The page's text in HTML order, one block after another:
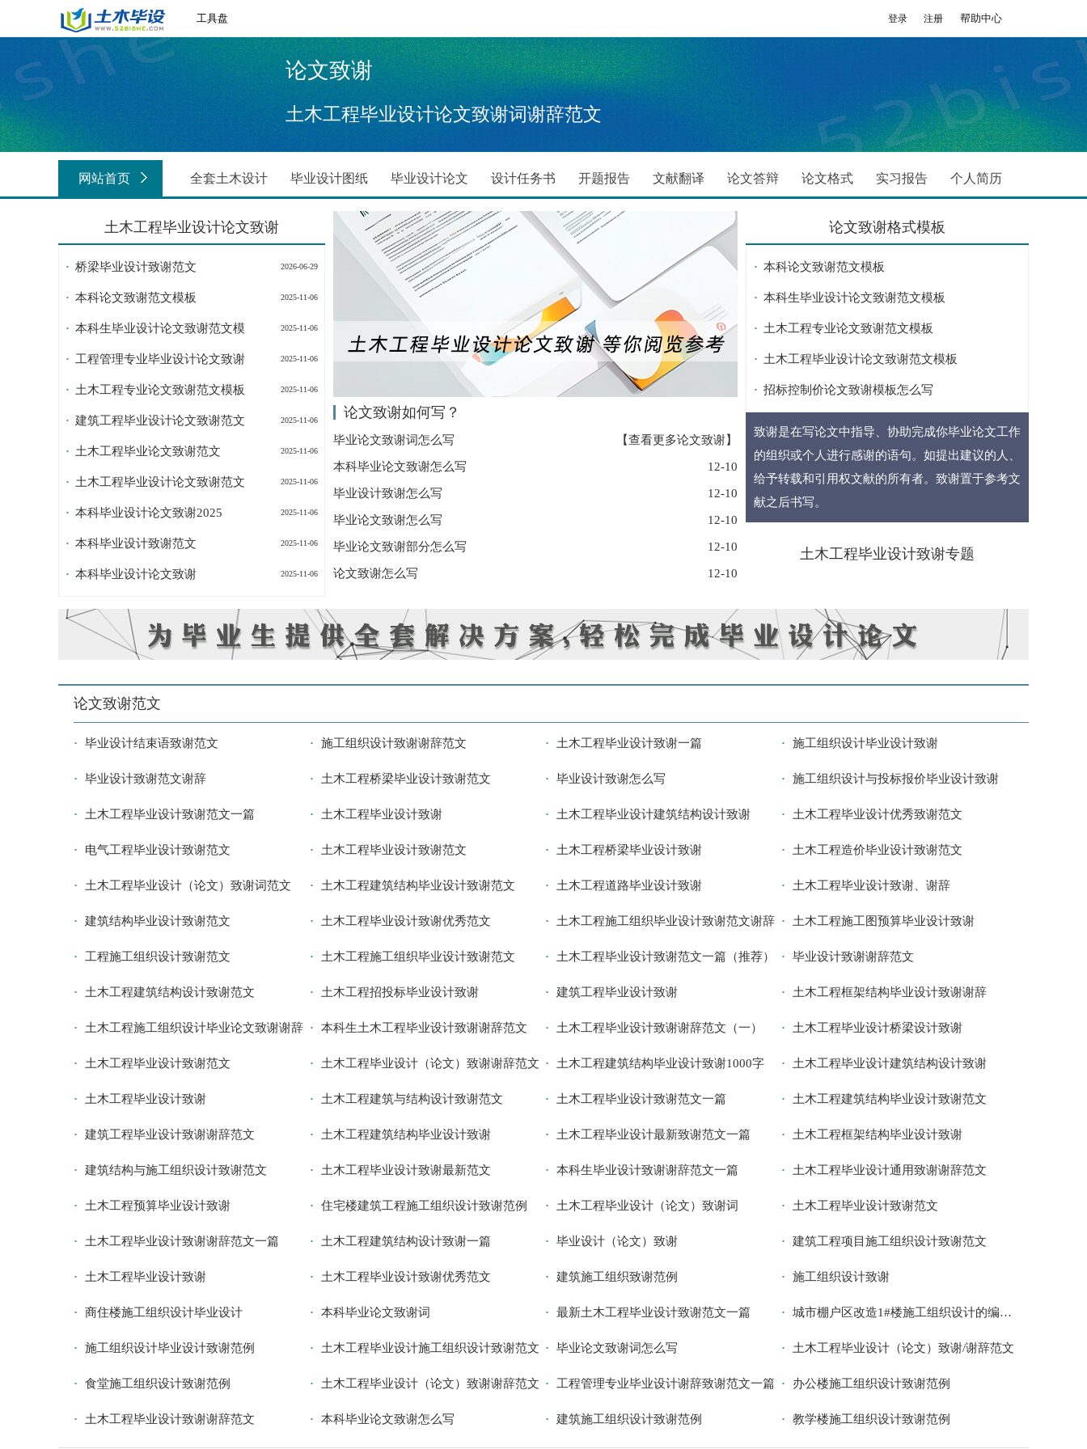
工具盘 登录 注册 帮助中心
论文致谢
土木工程毕业设计论文致谢词谢辞范文
网站首页 全套土木设计 毕业设计图纸 毕业设计论文 设计任务书 开题报告 文献翻译 论文答辩 论文格式 实习报告 个人简历
土木工程毕业设计论文致谢
桥梁毕业设计致谢范文 2026-06-29
本科论文致谢范文模板 2025-11-06
本科生毕业设计论文致谢范文模 2025-11-06
工程管理专业毕业设计论文致谢 2025-11-06
土木工程专业论文致谢范文模板 2025-11-06
建筑工程毕业设计论文致谢范文 2025-11-06
土木工程毕业论文致谢范文 2025-11-06
土木工程毕业设计论文致谢范文 2025-11-06
本科毕业设计论文致谢2025 2025-11-06
本科毕业设计致谢范文 2025-11-06
本科毕业设计论文致谢 2025-11-06
论文致谢如何写？
毕业论文致谢词怎么写 【查看更多论文致谢】
本科毕业论文致谢怎么写 12-10
毕业设计致谢怎么写 12-10
毕业论文致谢怎么写 12-10
毕业论文致谢部分怎么写 12-10
论文致谢怎么写 12-10
论文致谢格式模板
本科论文致谢范文模板
本科生毕业设计论文致谢范文模板
土木工程专业论文致谢范文模板
土木工程毕业设计论文致谢范文模板
招标控制价论文致谢模板怎么写
致谢是在写论文中指导、协助完成你毕业论文工作
的组织或个人进行感谢的语句。如提出建议的人、
给予转载和引用权文献的所有者。致谢置于参考文
献之后书写。
土木工程毕业设计致谢专题
论文致谢范文
毕业设计结束语致谢范文 施工组织设计致谢谢辞范文 土木工程毕业设计致谢一篇 施工组织设计毕业设计致谢
毕业设计致谢范文谢辞 土木工程桥梁毕业设计致谢范文 毕业设计致谢怎么写 施工组织设计与投标报价毕业设计致谢
土木工程毕业设计致谢范文一篇 土木工程毕业设计致谢 土木工程毕业设计建筑结构设计致谢 土木工程毕业设计优秀致谢范文
电气工程毕业设计致谢范文 土木工程毕业设计致谢范文 土木工程桥梁毕业设计致谢 土木工程造价毕业设计致谢范文
土木工程毕业设计（论文）致谢词范文 土木工程建筑结构毕业设计致谢范文 土木工程道路毕业设计致谢 土木工程毕业设计致谢、谢辞
建筑结构毕业设计致谢范文 土木工程毕业设计致谢优秀范文 土木工程施工组织毕业设计致谢范文谢辞 土木工程施工图预算毕业设计致谢
工程施工组织设计致谢范文 土木工程施工组织毕业设计致谢范文 土木工程毕业设计致谢范文一篇（推荐） 毕业设计致谢谢辞范文
土木工程建筑结构设计致谢范文 土木工程招投标毕业设计致谢 建筑工程毕业设计致谢 土木工程框架结构毕业设计致谢谢辞
土木工程施工组织设计毕业论文致谢谢辞 本科生土木工程毕业设计致谢谢辞范文 土木工程毕业设计致谢谢辞范文（一） 土木工程毕业设计桥梁设计致谢
土木工程毕业设计致谢范文 土木工程毕业设计（论文）致谢谢辞范文 土木工程建筑结构毕业设计致谢1000字 土木工程毕业设计建筑结构设计致谢
土木工程毕业设计致谢 土木工程建筑与结构设计致谢范文 土木工程毕业设计致谢范文一篇 土木工程建筑结构毕业设计致谢范文
建筑工程毕业设计致谢谢辞范文 土木工程建筑结构毕业设计致谢 土木工程毕业设计最新致谢范文一篇 土木工程框架结构毕业设计致谢
建筑结构与施工组织设计致谢范文 土木工程毕业设计致谢最新范文 本科生毕业设计致谢谢辞范文一篇 土木工程毕业设计通用致谢谢辞范文
土木工程预算毕业设计致谢 住宅楼建筑工程施工组织设计致谢范例 土木工程毕业设计（论文）致谢词 土木工程毕业设计致谢范文
土木工程毕业设计致谢谢辞范文一篇 土木工程建筑结构设计致谢一篇 毕业设计（论文）致谢 建筑工程项目施工组织设计致谢范文
土木工程毕业设计致谢 土木工程毕业设计致谢优秀范文 建筑施工组织致谢范例 施工组织设计致谢
商住楼施工组织设计毕业设计 本科毕业论文致谢词 最新土木工程毕业设计致谢范文一篇 城市棚户区改造1#楼施工组织设计的编制毕业
施工组织设计毕业设计致谢范例 土木工程毕业设计施工组织设计致谢范文 毕业论文致谢词怎么写 土木工程毕业设计（论文）致谢/谢辞范文
食堂施工组织设计致谢范例 土木工程毕业设计（论文）致谢谢辞范文 工程管理专业毕业设计谢辞致谢范文一篇 办公楼施工组织设计致谢范例
土木工程毕业设计致谢谢辞范文 本科毕业论文致谢怎么写 建筑施工组织设计致谢范例 教学楼施工组织设计致谢范例